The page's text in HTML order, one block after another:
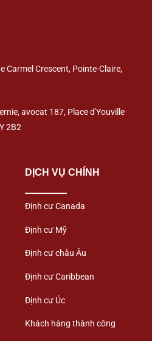
Carmel Crescent, Pointe-Claire,
avocat 187, Place d'Youville
2B2
DỊCH VỤ CHÍNH
Định cư Canada
Định cư Mỹ
Định cư châu Âu
Định cư Caribbean
Định cư Úc
Khách hàng thành công